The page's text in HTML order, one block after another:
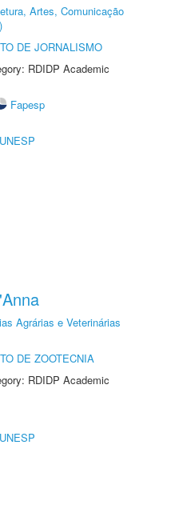
Artes, Comunicação
DE JORNALISMO
RDIDP Academic
Fapesp
Agrárias e Veterinárias
DE ZOOTECNIA
RDIDP Academic